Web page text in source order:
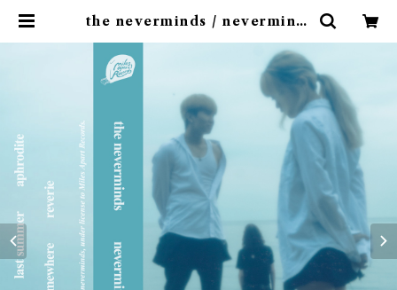
the neverminds / nevermind,